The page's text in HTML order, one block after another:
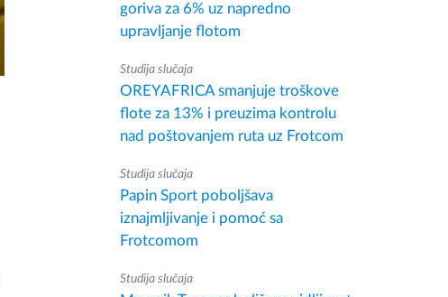
goriva za 6% uz napredno
upravljanje flotom
Studija slučaja
OREYAFRICA smanjuje troškove
flote za 13% i preuzima kontrolu
nad poštovanjem ruta uz Frotcom
Studija slučaja
Papin Sport poboljšava
iznajmljivanje i pomoć sa
Frotcomom
Studija slučaja